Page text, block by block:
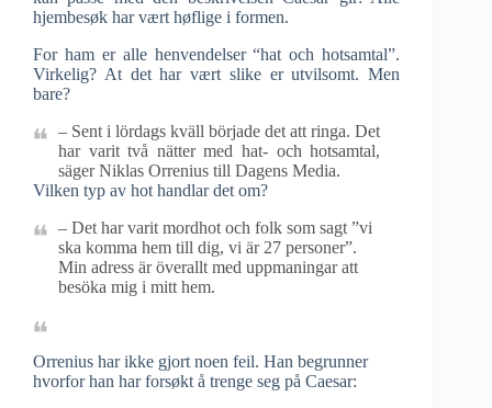
hjembesøk har vært høflige i formen.
For ham er alle henvendelser “hat och hotsamtal”.
Virkelig? At det har vært slike er utvilsomt. Men
bare?
– Sent i lördags kväll började det att ringa. Det
har varit två nätter med hat- och hotsamtal,
säger Niklas Orrenius till Dagens Media.
Vilken typ av hot handlar det om?
– Det har varit mordhot och folk som sagt ”vi
ska komma hem till dig, vi är 27 personer”.
Min adress är överallt med uppmaningar att
besöka mig i mitt hem.
Orrenius har ikke gjort noen feil. Han begrunner
hvorfor han har forsøkt å trenge seg på Caesar: